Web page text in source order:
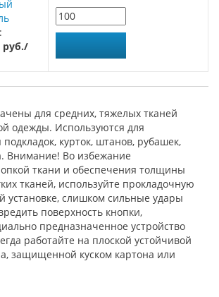
руб./
для средних, тяжелых тканей
одежды. Используются для
курток, штанов, рубашек,
Внимание! Во избежание
ткани и обеспечения толщины
тканей, используйте прокладочную
установке, слишком сильные удары
поверхность кнопки,
предназначенное устройство
работайте на плоской устойчивой
защищенной куском картона или